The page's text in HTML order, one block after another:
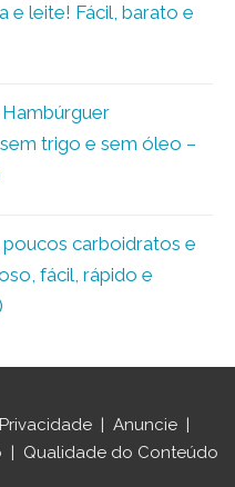
e leite! Fácil, barato e
trigo e sem óleo –
carboidratos e
fácil, rápido e
Anuncie
Qualidade do Conteúdo